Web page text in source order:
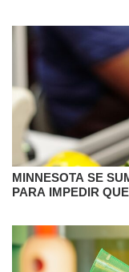
MINNESOTA SE
PARA IMPEDIR